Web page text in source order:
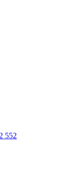
552